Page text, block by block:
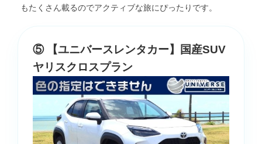
もたくさん載るのでアクティブな旅にぴったりです。
⑤ 【ユニバースレンタカー】国産SUV
ヤリスクロスプラン